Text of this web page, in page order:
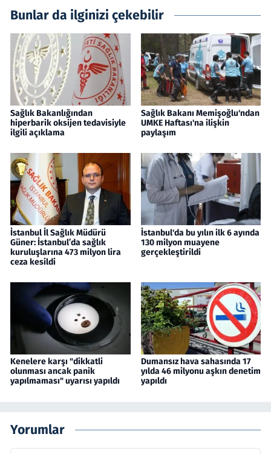
Bunlar da ilginizi çekebilir
Sağlık Bakanlığından
hiperbarik oksijen tedavisiyle
ilgili açıklama
Sağlık Bakanı Memişoğlu'ndan
UMKE Haftası'na ilişkin
paylaşım
İstanbul İl Sağlık Müdürü
Güner: İstanbul’da sağlık
kuruluşlarına 473 milyon lira
ceza kesildi
İstanbul'da bu yılın ilk 6 ayında
130 milyon muayene
gerçekleştirildi
Kenelere karşı "dikkatli
olunması ancak panik
yapılmaması" uyarısı yapıldı
Dumansız hava sahasında 17
yılda 46 milyonu aşkın denetim
yapıldı
Yorumlar